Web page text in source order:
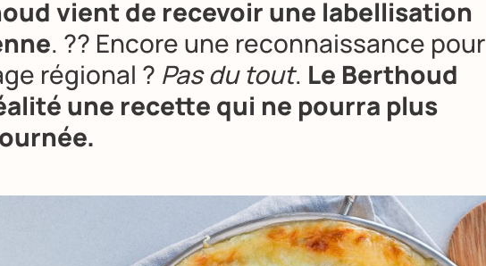
vient de recevoir une labellisation
. ?? Encore une reconnaissance pour
régional ? Pas du tout. Le Berthoud
une recette qui ne pourra plus